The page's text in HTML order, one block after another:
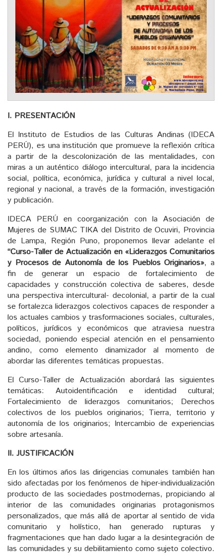
I. PRESENTACIÓN
El Instituto de Estudios de las Culturas Andinas (IDECA
PERÚ), es una institución que promueve la reflexión crítica
a partir de la descolonización de las mentalidades, con
miras a un auténtico diálogo intercultural, para la incidencia
social, política, económica, jurídica y cultural a nivel local,
regional y nacional, a través de la formación, investigación
y publicación.
IDECA PERÚ en coorganización con la Asociación de
Mujeres de SUMAC TIKA del Distrito de Ocuviri, Provincia
de Lampa, Región Puno, proponemos llevar adelante el
“Curso-Taller de Actualización en «Liderazgos Comunitarios
y Procesos de Autonomía de los Pueblos Originarios», a
fin de generar un espacio de fortalecimiento de
capacidades y construcción colectiva de saberes, desde
una perspectiva intercultural- decolonial, a partir de la cual
se fortalezca liderazgos colectivos capaces de responder a
los actuales cambios y trasformaciones sociales, culturales,
políticos, jurídicos y económicos que atraviesa nuestra
sociedad, poniendo especial atención en el pensamiento
andino, como elemento dinamizador al momento de
abordar las diferentes temáticas propuestas.
El Curso-Taller de Actualización abordará las siguientes
temáticas: Autoidentificación e identidad cultural;
Fortalecimiento de liderazgos comunitarios; Derechos
colectivos de los pueblos originarios; Tierra, territorio y
autonomía de los originarios; Intercambio de experiencias
sobre artesanía.
II. JUSTIFICACIÓN
En los últimos años las dirigencias comunales también han
sido afectadas por los fenómenos de hiper-individualización
producto de las sociedades postmodernas, propiciando al
interior de las comunidades originarias protagonismos
personalizados, que más allá de aportar al sentido de vida
comunitario y holístico, han generado rupturas y
fragmentaciones que han dado lugar a la desintegración de
las comunidades y su debilitamiento como sujeto colectivo.